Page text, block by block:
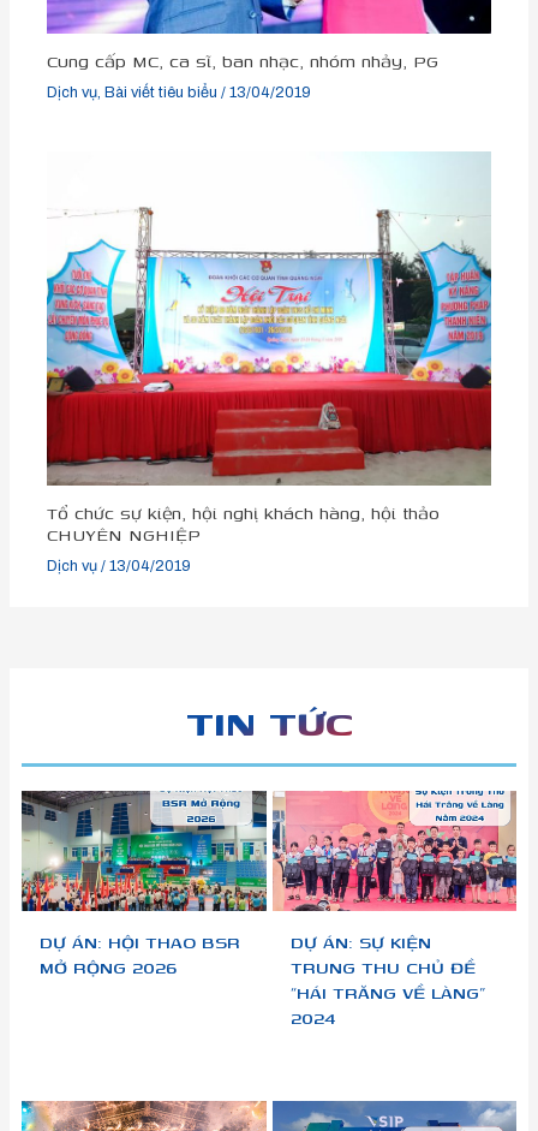
Cung cấp MC, ca sĩ, ban nhạc, nhóm nhảy, PG
Dịch vụ ,Bài viết tiêu biểu /13/04/2019
Tổ chức sự kiện, hội nghị khách hàng, hội thảo
CHUYÊN NGHIỆP
Dịch vụ /13/04/2019
TIN TỨC
DỰ ÁN: HỘI THAO BSR
MỞ RỘNG 2026
DỰ ÁN: SỰ KIỆN
TRUNG THU CHỦ ĐỀ
“HÁI TRĂNG VỀ LÀNG”
2024